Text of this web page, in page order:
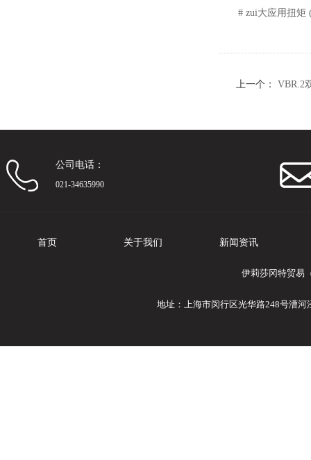
# zui大应用扭矩
上一个： VBR.2
公司电话：
021-34635990
首页 关于我们 新闻资讯
伊莉莎冈特贸易
地址：上海市闵行区光华路248号漕